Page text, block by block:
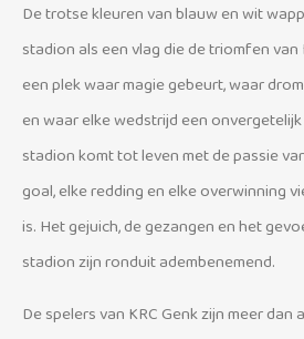
De trotse kleuren van blauw en wit
stadion als een vlag die de triomfen van
een plek waar magie gebeurt, waar
en waar elke wedstrijd een
stadion komt tot leven met de passie
goal, elke redding en elke overwinning
is. Het gejuich, de gezangen en het
stadion zijn ronduit adembenemend.
De spelers van KRC Genk zijn meer dan